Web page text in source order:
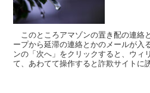
このところアマゾンの置き配の連絡
ープから延滞の連絡とかのメールが
ンの「次へ」をクリックすると、ウィ
て、あわてて操作すると詐欺サイトに